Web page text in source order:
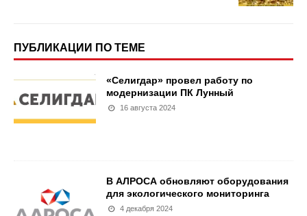
ПУБЛИКАЦИИ ПО ТЕМЕ
«Селигдар» провел работу по
модернизации ПК Лунный
16 августа 2024
В АЛРОСА обновляют оборудования
для экологического мониторинга
4 декабря 2024